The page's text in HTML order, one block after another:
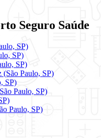
Seguro Saúde
SP)
SP)
SP)
Paulo, SP)
SP)
Paulo, SP)
Paulo, SP)